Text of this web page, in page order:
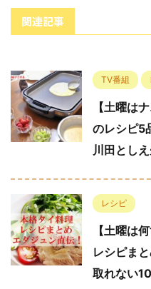
関連記事
TV番組
【土曜は
のレシピ5
川田とし
レシピ
【土曜は
レシピま
取れない